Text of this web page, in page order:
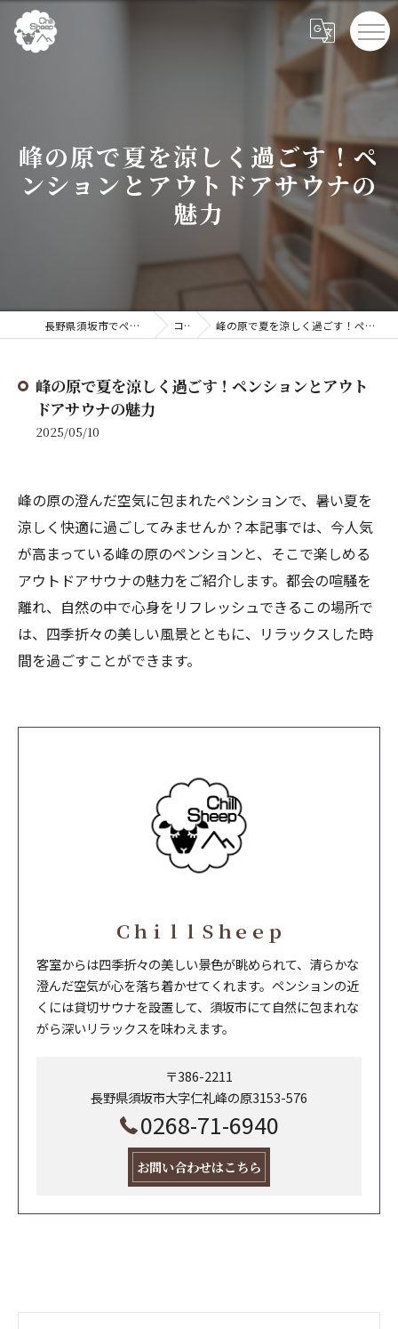
峰の原で夏を涼しく過ごす！ペ
ンションとアウトドアサウナの
魅力
長野県須坂市でペンションならChillSheep コラム 峰の原で夏を涼しく過ごす！ペンションとアウトドアサウナの魅力
峰の原で夏を涼しく過ごす！ペンションとアウト
ドアサウナの魅力
2025/05/10
峰の原の澄んだ空気に包まれたペンションで、暑い夏を
涼しく快適に過ごしてみませんか？本記事では、今人気
が高まっている峰の原のペンションと、そこで楽しめる
アウトドアサウナの魅力をご紹介します。都会の喧騒を
離れ、自然の中で心身をリフレッシュできるこの場所で
は、四季折々の美しい風景とともに、リラックスした時
間を過ごすことができます。
ＣｈｉｌｌＳｈｅｅｐ
客室からは四季折々の美しい景色が眺められて、清らかな
澄んだ空気が心を落ち着かせてくれます。ペンションの近
くには貸切サウナを設置して、須坂市にて自然に包まれな
がら深いリラックスを味わえます。
〒386-2211
長野県須坂市大字仁礼峰の原3153-576
0268-71-6940
お問い合わせはこちら